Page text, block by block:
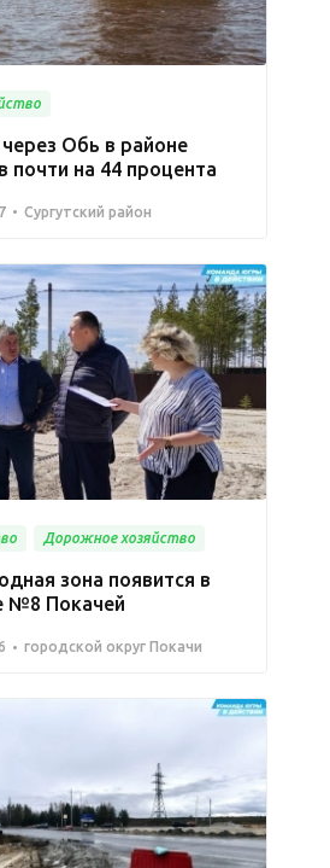
Обь в районе
почти на 44 процента
Сургутский район
Дорожное хозяйство
зона появится в
№8 Покачей
городской округ Покачи